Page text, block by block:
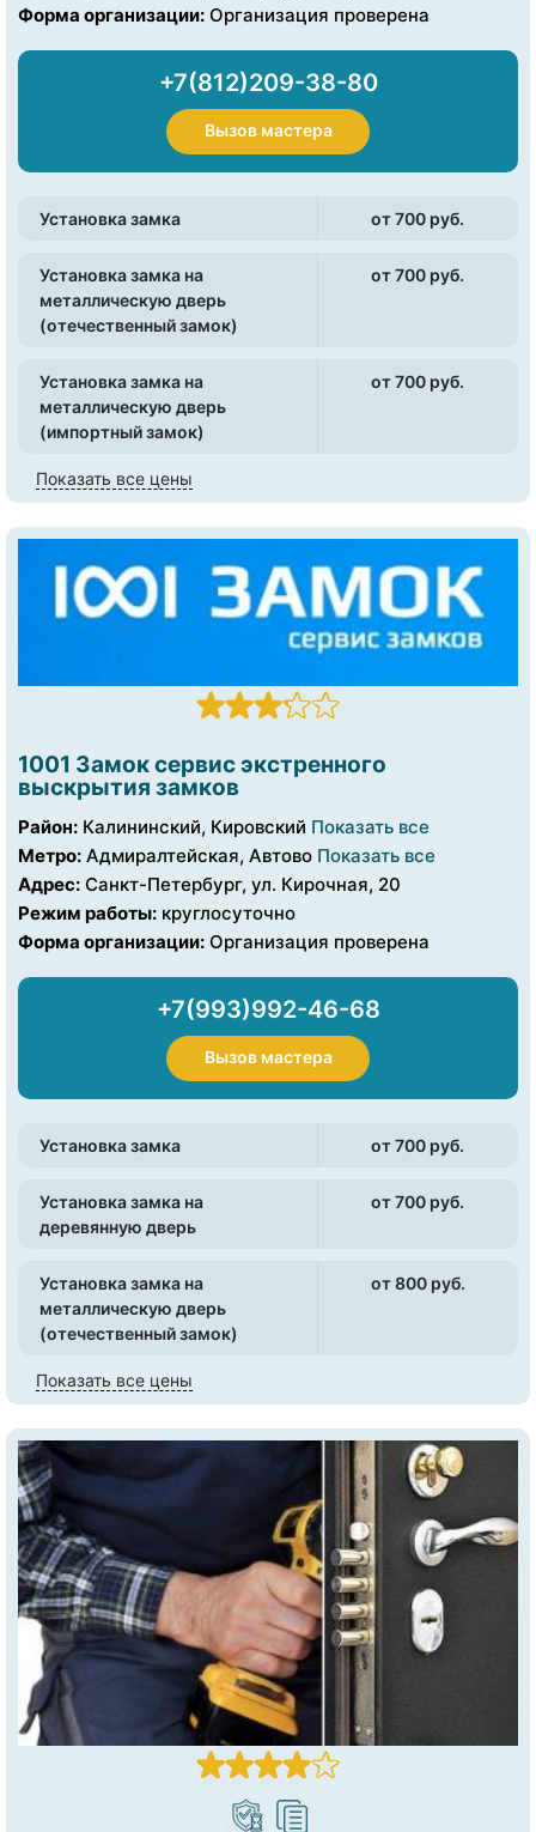
Форма организации: Организация проверена
+7(812)209-38-80
Вызов мастера
Установка замка от 700 pуб.
Установка замка на
металлическую дверь
(отечественный замок)
от 700 pуб.
Установка замка на
металлическую дверь
(импортный замок)
от 700 pуб.
Показать все цены
1001 Замок сервис экстренного
выскрытия замков
Район: Калининский, Кировский Показать все
Метро: Адмиралтейская, Автово Показать все
Адрес: Санкт-Петербург, ул. Кирочная, 20
Режим работы: круглосуточно
Форма организации: Организация проверена
+7(993)992-46-68
Вызов мастера
Установка замка от 700 pуб.
Установка замка на
деревянную дверь
от 700 pуб.
Установка замка на
металлическую дверь
(отечественный замок)
от 800 pуб.
Показать все цены